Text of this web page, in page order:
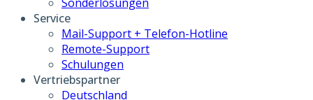
Service
Mail-Support + Telefon-Hotline
Remote-Support
Schulungen
Vertriebspartner
Deutschland